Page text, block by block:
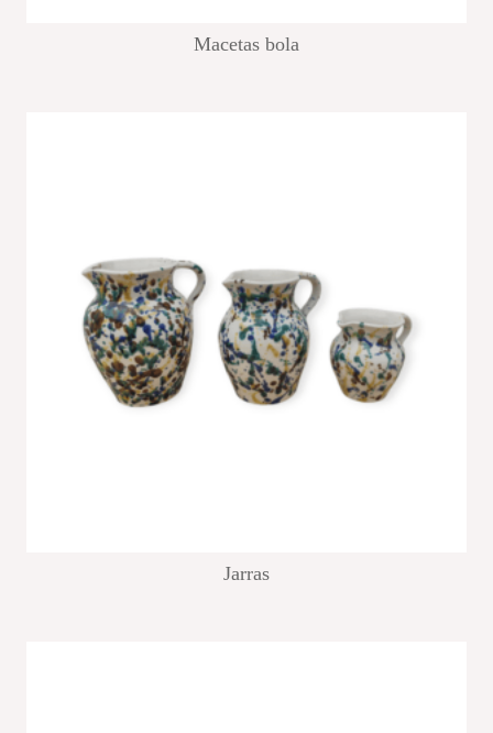
Macetas bola
Jarras